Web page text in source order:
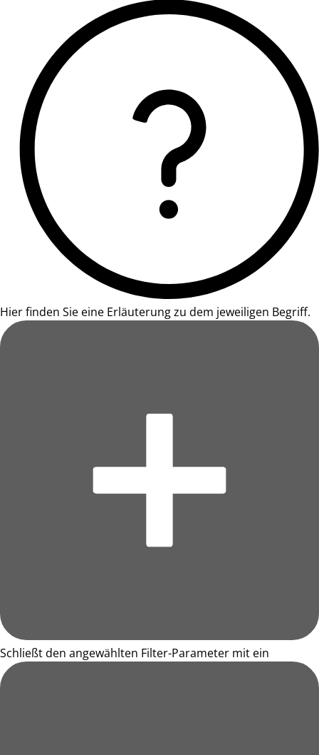
Hier finden Sie eine Erläuterung zu dem jeweiligen Begriff.
Schließt den angewählten Filter-Parameter mit ein